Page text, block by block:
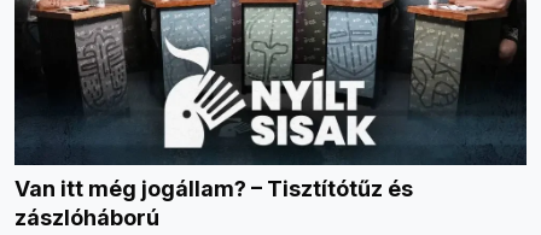
Van itt még jogállam? – Tisztítótűz és
zászlóháború